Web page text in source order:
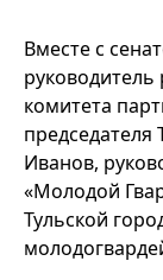
Вместе с
комитета
Иванов,
«Молодой
Тульской